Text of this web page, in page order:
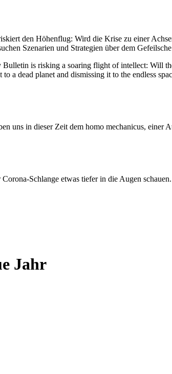
den Höhenflug: Wird die Krise zu einer
Szenarien und Strategien über dem
is risking a soaring flight of intellect: Will
dead planet and dismissing it to the endless
uns in dieser Zeit dem homo mechanicus, einer
Schlange etwas tiefer in die Augen
Jahr